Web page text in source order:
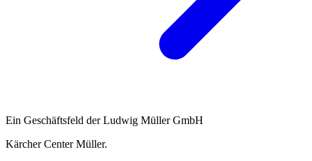
Ein Geschäftsfeld der Ludwig Müller GmbH
Kärcher Center Müller.